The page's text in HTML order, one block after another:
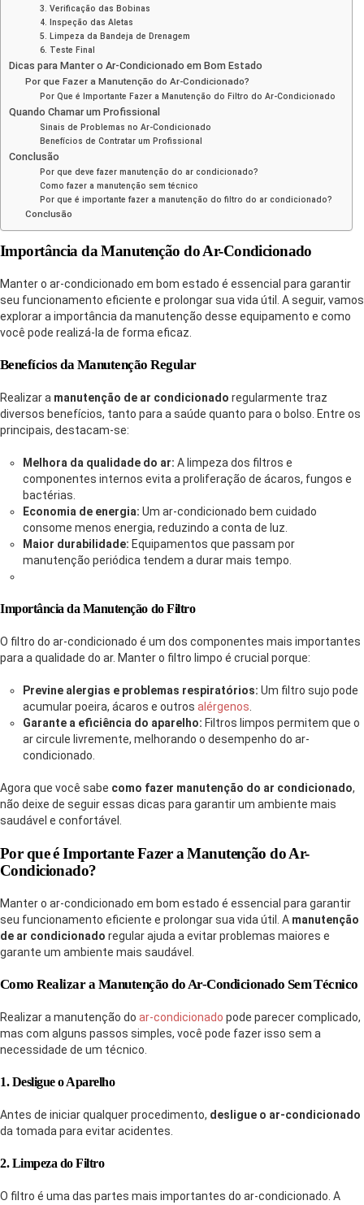
3. Verificação das Bobinas
4. Inspeção das Aletas
5. Limpeza da Bandeja de Drenagem
6. Teste Final
Dicas para Manter o Ar-Condicionado em Bom Estado
Por que Fazer a Manutenção do Ar-Condicionado?
Por Que é Importante Fazer a Manutenção do Filtro do Ar-Condicionado
Quando Chamar um Profissional
Sinais de Problemas no Ar-Condicionado
Benefícios de Contratar um Profissional
Conclusão
Por que deve fazer manutenção do ar condicionado?
Como fazer a manutenção sem técnico
Por que é importante fazer a manutenção do filtro do ar condicionado?
Conclusão
Importância da Manutenção do Ar-Condicionado
Manter o ar-condicionado em bom estado é essencial para garantir
seu funcionamento eficiente e prolongar sua vida útil. A seguir, vamos
explorar a importância da manutenção desse equipamento e como
você pode realizá-la de forma eficaz.
Benefícios da Manutenção Regular
Realizar a manutenção de ar condicionado regularmente traz
diversos benefícios, tanto para a saúde quanto para o bolso. Entre os
principais, destacam-se:
Melhora da qualidade do ar: A limpeza dos filtros e
componentes internos evita a proliferação de ácaros, fungos e
bactérias.
Economia de energia: Um ar-condicionado bem cuidado
consome menos energia, reduzindo a conta de luz.
Maior durabilidade: Equipamentos que passam por
manutenção periódica tendem a durar mais tempo.
Importância da Manutenção do Filtro
O filtro do ar-condicionado é um dos componentes mais importantes
para a qualidade do ar. Manter o filtro limpo é crucial porque:
Previne alergias e problemas respiratórios: Um filtro sujo pode
acumular poeira, ácaros e outros alérgenos
Garante a eficiência do aparelho: Filtros limpos permitem que o
ar circule livremente, melhorando o desempenho do ar-
condicionado.
Agora que você sabe como fazer manutenção do ar condicionado,
não deixe de seguir essas dicas para garantir um ambiente mais
saudável e confortável.
Por que é Importante Fazer a Manutenção do Ar-
Condicionado?
Manter o ar-condicionado em bom estado é essencial para garantir
seu funcionamento eficiente e prolongar sua vida útil. A manutenção
de ar condicionado regular ajuda a evitar problemas maiores e
garante um ambiente mais saudável.
Como Realizar a Manutenção do Ar-Condicionado Sem Técnico
Realizar a manutenção do ar-condicionado pode parecer complicado,
mas com alguns passos simples, você pode fazer isso sem a
necessidade de um técnico.
1. Desligue o Aparelho
Antes de iniciar qualquer procedimento, desligue o ar-condicionado
da tomada para evitar acidentes.
2. Limpeza do Filtro
O filtro é uma das partes mais importantes do ar-condicionado. A